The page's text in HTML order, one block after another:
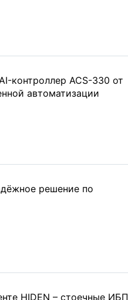
контроллер ACS-330 от
автоматизации
решение по
HIDEN – стоечные ИБП